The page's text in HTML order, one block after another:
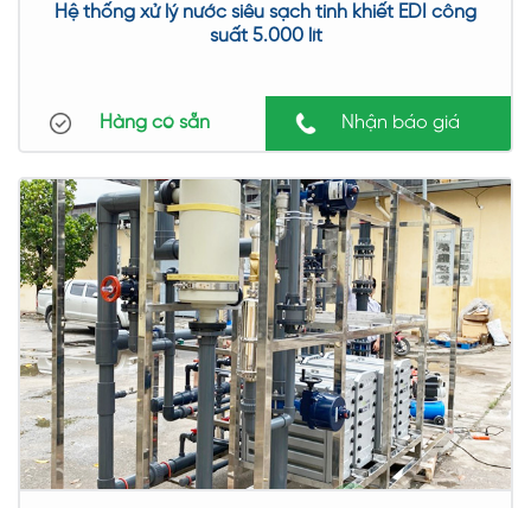
Hệ thống xử lý nước siêu sạch tinh khiết EDI công
suất 5.000 lít
Hàng có sẵn Nhận báo giá